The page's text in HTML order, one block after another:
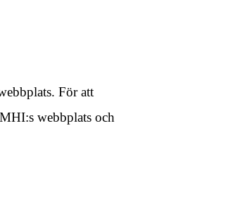
För att
webbplats och